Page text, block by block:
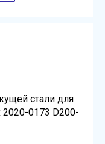
стали для
0173 D200-